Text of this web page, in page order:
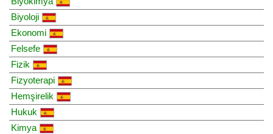
Biyoloji
Ekonomi
Felsefe
Fizik
Fizyoterapi
Hemşirelik
Hukuk
Kimya